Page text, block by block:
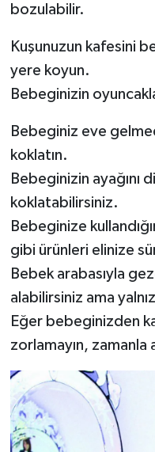
bozulabilir.
Kuşunuzun kafesini
yere koyun.
Bebeginizin
Bebeginiz eve
koklatın.
Bebeginizin ayağını
koklatabilirsiniz.
Bebeginize
gibi ürünleri elinize
Bebek arabasıyla
alabilirsiniz ama
Eğer bebeginizden
zorlamayın, zamanla